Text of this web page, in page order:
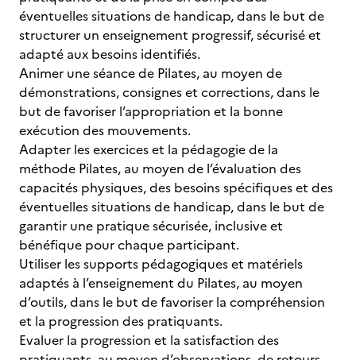
éventuelles situations de handicap, dans le but de
structurer un enseignement progressif, sécurisé et
adapté aux besoins identifiés.
Animer une séance de Pilates, au moyen de
démonstrations, consignes et corrections, dans le
but de favoriser l’appropriation et la bonne
exécution des mouvements.
Adapter les exercices et la pédagogie de la
méthode Pilates, au moyen de l’évaluation des
capacités physiques, des besoins spécifiques et des
éventuelles situations de handicap, dans le but de
garantir une pratique sécurisée, inclusive et
bénéfique pour chaque participant.
Utiliser les supports pédagogiques et matériels
adaptés à l’enseignement du Pilates, au moyen
d’outils, dans le but de favoriser la compréhension
et la progression des pratiquants.
Evaluer la progression et la satisfaction des